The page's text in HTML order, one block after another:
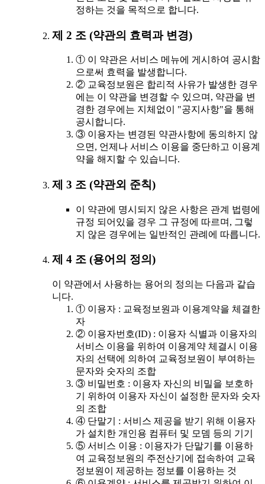
정하는 것을 목적으로 합니다.
제 2 조 (약관의 효력과 변경)
① 이 약관은 서비스 메뉴에 게시하여 공시함
으로써 효력을 발생합니다.
② 교육정보원은 합리적 사유가 발생한 경우
에는 이 약관을 변경할 수 있으며, 약관을 변
경한 경우에는 지체없이 "공지사항"을 통해
공시합니다.
③ 이용자는 변경된 약관사항에 동의하지 않
으면, 언제나 서비스 이용을 중단하고 이용계
약을 해지할 수 있습니다.
제 3 조 (약관외 준칙)
이 약관에 명시되지 않은 사항은 관계 법령에
규정 되어있을 경우 그 규정에 따르며, 그렇
지 않은 경우에는 일반적인 관례에 따릅니다.
제 4 조 (용어의 정의)
이 약관에서 사용하는 용어의 정의는 다음과 같습
니다.
① 이용자 : 교육정보원과 이용계약을 체결한
자
② 이용자번호(ID) : 이용자 식별과 이용자의
서비스 이용을 위하여 이용계약 체결시 이용
자의 선택에 의하여 교육정보원이 부여하는
문자와 숫자의 조합
③ 비밀번호 : 이용자 자신의 비밀을 보호하
기 위하여 이용자 자신이 설정한 문자와 숫자
의 조합
④ 단말기 : 서비스 제공을 받기 위해 이용자
가 설치한 개인용 컴퓨터 및 모뎀 등의 기기
⑤ 서비스 이용 : 이용자가 단말기를 이용하
여 교육정보원의 주전산기에 접속하여 교육
정보원이 제공하는 정보를 이용하는 것